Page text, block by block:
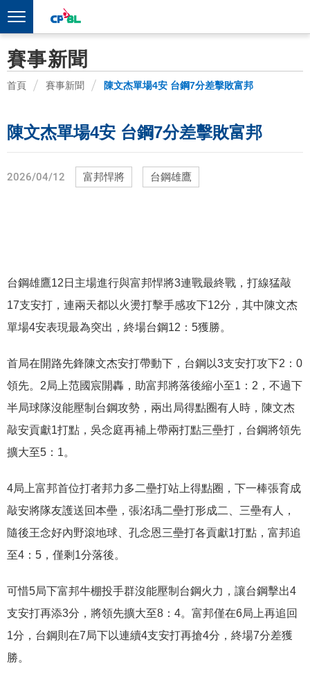
賽事新聞
首頁 賽事新聞 陳文杰單場4安 台鋼7分差擊敗富邦
陳文杰單場4安 台鋼7分差擊敗富邦
2026/04/12 富邦悍將 台鋼雄鷹
台鋼雄鷹12日主場進行與富邦悍將3連戰最終戰，打線猛敲
17支安打，連兩天都以火燙打擊手感攻下12分，其中陳文杰
單場4安表現最為突出，終場台鋼12：5獲勝。
首局在開路先鋒陳文杰安打帶動下，台鋼以3支安打攻下2：0
領先。2局上范國宸開轟，助富邦將落後縮小至1：2，不過下
半局球隊沒能壓制台鋼攻勢，兩出局得點圈有人時，陳文杰
敲安貢獻1打點，吳念庭再補上帶兩打點三壘打，台鋼將領先
擴大至5：1。
4局上富邦首位打者邦力多二壘打站上得點圈，下一棒張育成
敲安將隊友護送回本壘，張洺瑀二壘打形成二、三壘有人，
隨後王念好內野滾地球、孔念恩三壘打各貢獻1打點，富邦追
至4：5，僅剩1分落後。
可惜5局下富邦牛棚投手群沒能壓制台鋼火力，讓台鋼擊出4
支安打再添3分，將領先擴大至8：4。富邦僅在6局上再追回
1分，台鋼則在7局下以連續4支安打再搶4分，終場7分差獲
勝。